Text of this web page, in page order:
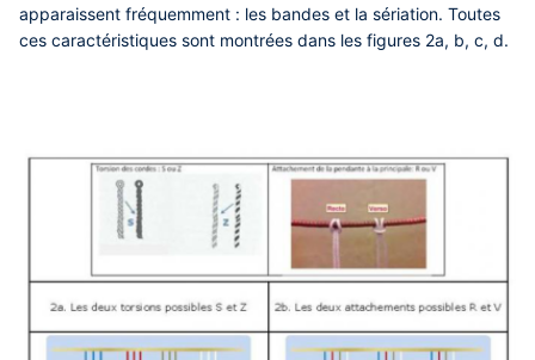
apparaissent fréquemment : les bandes et la sériation. Toutes
ces caractéristiques sont montrées dans les figures 2a, b, c, d.